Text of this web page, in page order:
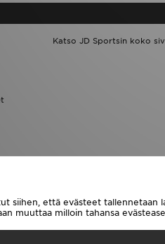
Katso JD Sportsin koko
Toimitetaan
siihen, että evästeet
muuttaa milloin tahansa